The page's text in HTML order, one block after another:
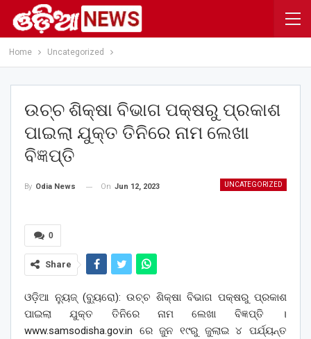
Home Uncategorized
ଉଚ୍ଚ ଶିକ୍ଷା ବିଭାଗ ପକ୍ଷରୁ ପ୍ରକାଶ
ପାଇଲା ଯୁକ୍ତ ତିନିରେ ନାମ ଲେଖା
ବିଜ୍ଞପ୍ତି
UNCATEGORIZED
By Odia News On Jun 12, 2023
0
Share
ଓଡ଼ିଆ ନ୍ୟୁଜ୍ (ବ୍ୟୁରୋ): ଉଚ୍ଚ ଶିକ୍ଷା ବିଭାଗ ପକ୍ଷରୁ ପ୍ରକାଶ
ପାଇଲା ଯୁକ୍ତ ତିନିରେ ନାମ ଲେଖା ବିଜ୍ଞପ୍ତି ।
www.samsodisha.gov.in ରେ ଜୁନ ୧୯ରୁ ଜୁଲାଇ ୪ ପର୍ଯ୍ୟନ୍ତ